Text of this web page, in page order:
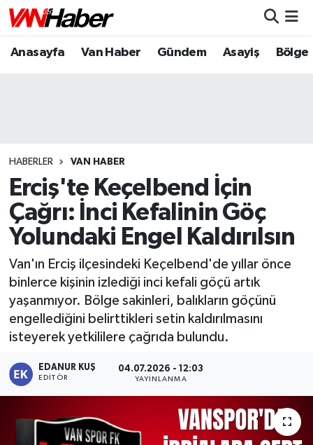
Anasayfa Van Haber Gündem Asayiş Bölge
HABERLER VAN HABER
Erciş'te Keçelbend İçin
Çağrı: İnci Kefalinin Göç
Yolundaki Engel Kaldırılsın
Van'ın Erciş ilçesindeki Keçelbend'de yıllar önce
binlerce kişinin izlediği inci kefali göçü artık
yaşanmıyor. Bölge sakinleri, balıkların göçünü
engellediğini belirttikleri setin kaldırılmasını
isteyerek yetkililere çağrıda bulundu.
EDANUR KUŞ
EDITÖR
04.07.2026 - 12:03
YAYINLANMA
Nöbetçi Eczaneler
Puan Durumu ve Fikstür
Tüm Manşetler
Son Dakika Haberleri
Haber Arşivi